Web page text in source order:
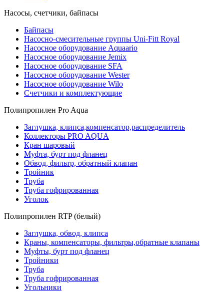
Насосы, счетчики, байпасы
Байпасы
Насосно-смесительные группы Uni-Fitt Royal
Насосное оборудование Aquaario
Насосное оборудование Jemix
Насосное оборудование SFA
Насосное оборудование Wester
Насосное оборудование Wilo
Счетчики и комплектующие
Полипропилен Pro Aqua
Заглушка, клипса,компенсатор,распределитель
Коллекторы PRO AQUA
Кран шаровый
Муфта, бурт под фланец
Обвод, фильтр, обратный клапан
Тройник
Труба
Труба гофрированная
Уголок
Полипропилен RTP (белый)
Заглушка, обвод, клипса
Краны, компенсаторы, фильтры,обратные клапаны
Муфты, бурт под фланец
Тройники
Труба
Труба гофрированная
Угольники